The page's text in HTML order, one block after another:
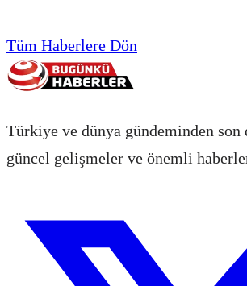
Tüm Haberlere Dön
Türkiye ve dünya gündeminden son
güncel gelişmeler ve önemli